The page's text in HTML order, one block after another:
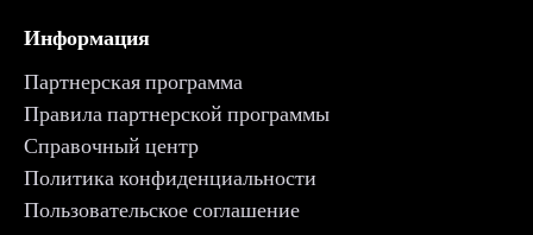
Информация
Партнерская программа
Правила партнерской программы
Справочный центр
Политика конфиденциальности
Пользовательское соглашение